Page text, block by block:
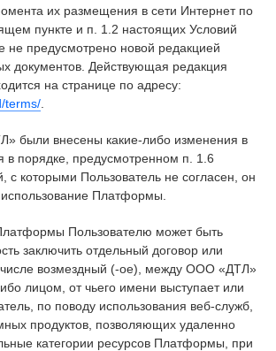
их размещения в сети Интернет по
пункте и п. 1.2 настоящих Условий
не предусмотрено новой редакцией
документов. Действующая редакция
на странице по адресу:
terms/
были внесены какие-либо изменения в
в порядке, предусмотренном п. 1.6
с которыми Пользователь не согласен, он
Платформы.
Пользователю может быть
заключить отдельный договор или
возмездный (-ое), между ООО «ДТЛ»
лицом, от чьего имени выступает или
по поводу использования веб-служб,
продуктов, позволяющих удаленно
категории ресурсов Платформы, при